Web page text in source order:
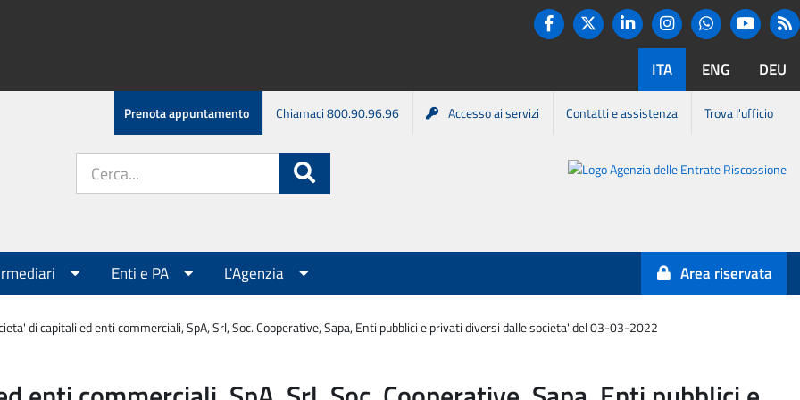
Twitter
LinkedinInstagram
ITA ENG DEU
Prenota appuntamento Chiamaci 800.90.96.96 Accesso ai servizi Contatti e assistenza Trova l'ufficio
sito:
Agenzia
Entrate-
Riscossione
Enti e PA L'Agenzia Area riservata
di capitali ed enti commerciali, SpA, Srl, Soc. Cooperative, Sapa, Enti pubblici e privati diversi dalle societa' del 03-03-2022